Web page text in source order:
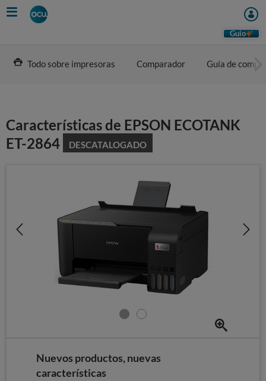
Skip
to
Guio
Todo sobre impresoras Comparador Guía de
Características de EPSON ECOTANK
ET-2864
DESCATALOGADO
Nuevos productos, nuevas
características